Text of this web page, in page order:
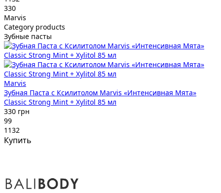
330
Marvis
Category products
Зубные пасты
Marvis
Зубная Паста с Ксилитолом Marvis «Интенсивная Мята»
Classic Strong Mint + Xylitol 85 мл
330 грн
99
1132
Купить